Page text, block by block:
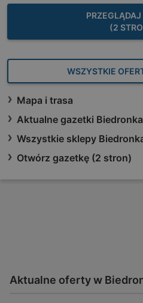
(2
WSZYSTKIE
Mapa i trasa
Aktualne gazetki Biedronka
Wszystkie sklepy
Otwórz gazetkę (2 stron)
Aktualne oferty w